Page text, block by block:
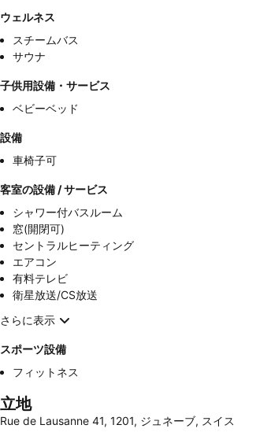
ウェルネス
スチームバス
サウナ
子供用設備・サービス
ベビーベッド
設備
車椅子可
客室の設備 / サービス
シャワー付バスルーム
窓(開閉可)
セントラルヒーティング
エアコン
有料テレビ
衛星放送/CS放送
さらに表示
スポーツ設備
フィットネス
立地
Rue de Lausanne 41, 1201, ジュネーブ, スイス